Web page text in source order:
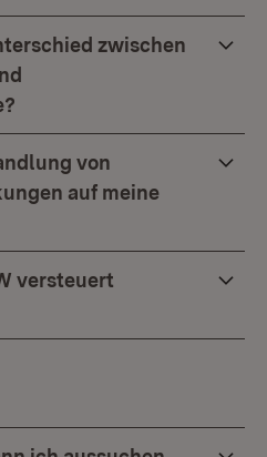
zwischen
von
auf meine
versteuert